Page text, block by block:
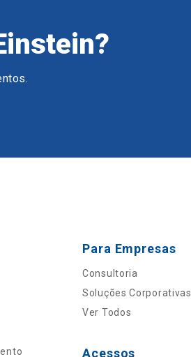
Para Empresas
Consultoria
Soluções Corporativas
Ver Todos
Acessos